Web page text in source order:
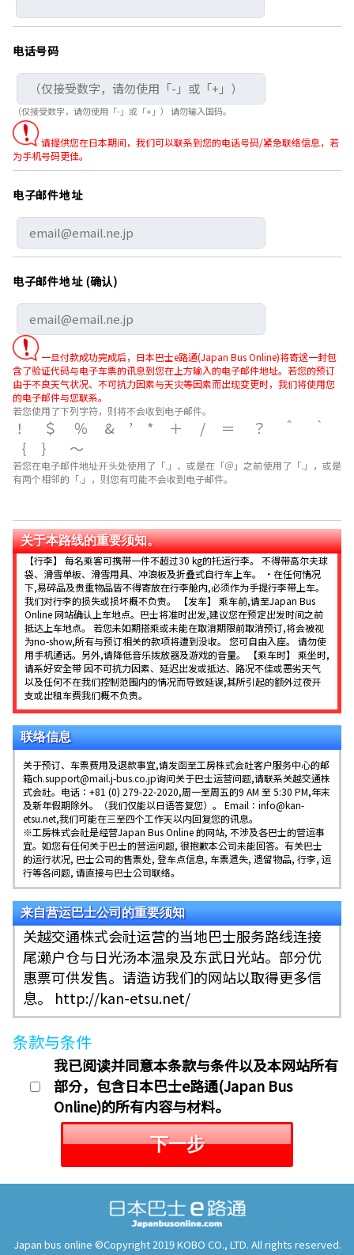
电话号码
（仅接受数字，请勿使用「-」或「+」） 请勿输入国码。
请提供您在日本期间，我们可以联系到您的电话号码/紧急联络信息，若
为手机号码更佳。
电子邮件地址
电子邮件地址 (确认)
一旦付款成功完成后，日本巴士e路通(Japan Bus Online)将寄送一封包
含了验证代码与电子车票的讯息到您在上方输入的电子邮件地址。若您的预订
由于不良天气状况、不可抗力因素与天灾等因素而出现变更时，我们将使用您
的电子邮件与您联系。
若您使用了下列字符，则将不会收到电子邮件。
！＄％&’*＋/＝？＾｀
｛｝～
若您在电子邮件地址开头处使用了「.」、或是在「＠」之前使用了「.」，或是
有两个相邻的「.」，则您有可能不会收到电子邮件。
关于本路线的重要须知。
【行李】 每名乘客可携带一件不超过30 kg的托运行李。 不得带高尔夫球
袋、滑雪单板、滑雪用具、冲浪板及折叠式自行车上车。 ・在任何情况
下,易碎品及贵重物品皆不得寄放在行李舱内,必须作为手提行李带上车。
我们对行李的损失或损坏概不负责。 【发车】 乘车前,请至Japan Bus
Online 网站确认上车地点。巴士将准时出发,建议您在预定出发时间之前
抵达上车地点。 若您未如期搭乘或未能在取消期限前取消预订,将会被视
为no-show,所有与预订相关的款项将遭到没收。 您可自由入座。 请勿使
用手机通话。另外,请降低音乐拨放器及游戏的音量。 【乘车时】 乘坐时,
请系好安全带 因不可抗力因素、延迟出发或抵达、路况不佳或恶劣天气
以及任何不在我们控制范围内的情况而导致延误,其所引起的额外过夜开
支或出租车费我们概不负责。
联络信息
关于预订、车票费用及退款事宜,请发函至工房株式会社客户服务中心的邮
箱ch.support@mail.j-bus.co.jp询问关于巴士运营问题,请联系关越交通株
式会社。电话：+81 (0) 279-22-2020,周一至周五的9 AM 至 5:30 PM,年末
及新年假期除外。（我们仅能以日语答复您）。 Email：info@kan-
etsu.net,我们可能在三至四个工作天以内回复您的讯息。
※工房株式会社是经营Japan Bus Online 的网站, 不涉及各巴士的营运事
宜。如您有任何关于巴士的营运问题, 很抱歉本公司未能回答。有关巴士
的运行状况, 巴士公司的售票处, 登车点信息, 车票遗失, 遗留物品, 行李, 运
行等各问题, 请直接与巴士公司联络。
来自营运巴士公司的重要须知
关越交通株式会社运营的当地巴士服务路线连接
尾濑户仓与日光汤本温泉及东武日光站。部分优
惠票可供发售。请造访我们的网站以取得更多信
息。 http://kan-etsu.net/
条款与条件
我已阅读并同意本条款与条件以及本网站所有
部分，包含日本巴士e路通(Japan Bus
Online)的所有内容与材料。
下一步
Japan bus online ©Copyright 2019 KOBO CO., LTD. All rights reserved.